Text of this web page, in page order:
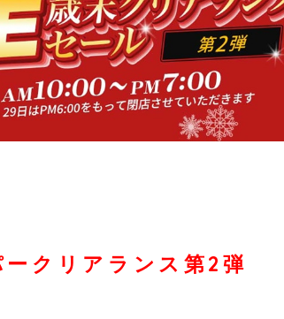
ークリアランス第2弾